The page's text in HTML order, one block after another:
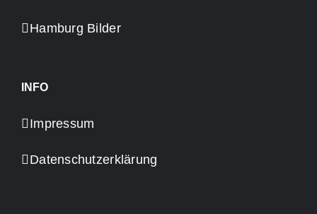
Hamburg Bilder
INFO
Impressum
Datenschutzerklärung